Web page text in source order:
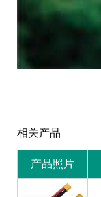
相关产品
产品照片